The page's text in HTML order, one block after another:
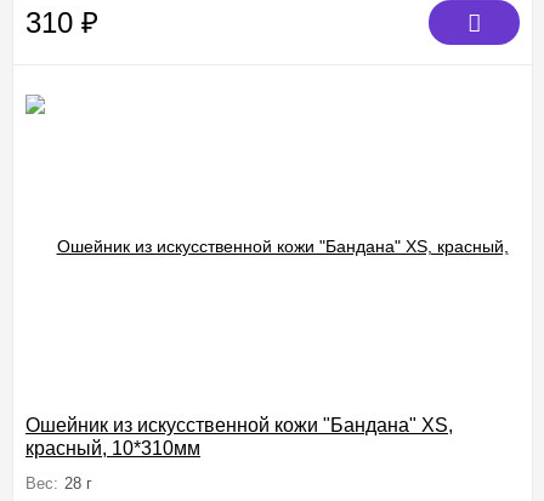
310 ₽
Ошейник из искусственной кожи "Бандана" XS,
красный, 10*310мм
Вес: 28 г